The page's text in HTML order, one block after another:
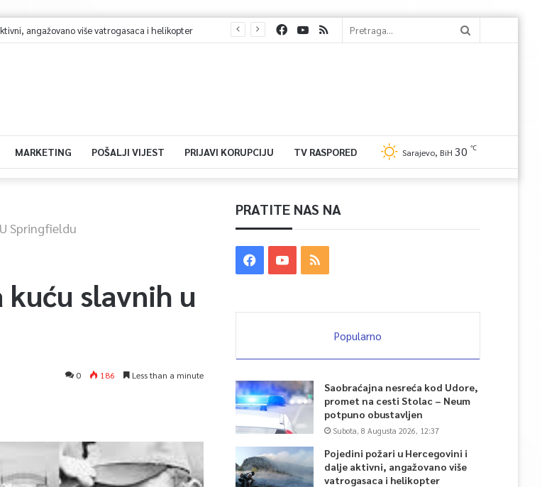
angažovano više vatrogasaca i helikopter
MARKETING POŠALJI VIJEST PRIJAVI KORUPCIJU TV RASPORED Sarajevo, BiH 30 ℃
Springfieldu
kuću slavnih u
0 186 Less than a minute
PRATITE NAS NA
Popularno
Saobraćajna nesreća kod Udore,
promet na cesti Stolac – Neum
potpuno obustavljen
Subota, 8 Augusta 2026, 12:37
Pojedini požari u Hercegovini i
dalje aktivni, angažovano više
vatrogasaca i helikopter